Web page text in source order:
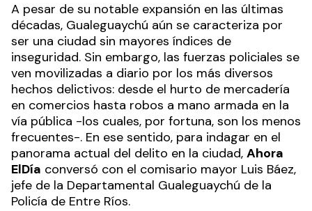
A pesar de su notable expansión en las últimas
décadas, Gualeguaychú aún se caracteriza por
ser una ciudad sin mayores índices de
inseguridad. Sin embargo, las fuerzas policiales se
ven movilizadas a diario por los más diversos
hechos delictivos: desde el hurto de mercadería
en comercios hasta robos a mano armada en la
vía pública -los cuales, por fortuna, son los menos
frecuentes-. En ese sentido, para indagar en el
panorama actual del delito en la ciudad, Ahora
ElDía conversó con el comisario mayor Luis Báez,
jefe de la Departamental Gualeguaychú de la
Policía de Entre Ríos.